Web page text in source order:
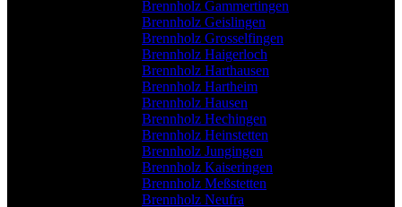
Brennholz Gammertingen
Brennholz Geislingen
Brennholz Grosselfingen
Brennholz Haigerloch
Brennholz Harthausen
Brennholz Hartheim
Brennholz Hausen
Brennholz Hechingen
Brennholz Heinstetten
Brennholz Jungingen
Brennholz Kaiseringen
Brennholz Meßstetten
Brennholz Neufra